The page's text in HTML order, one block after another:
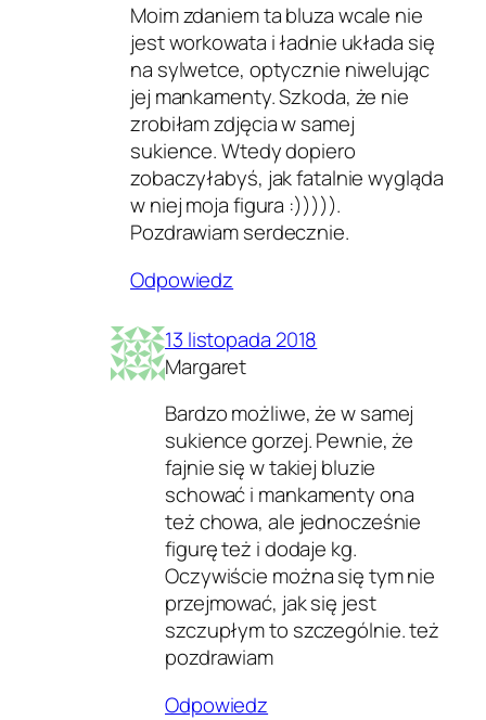
Moim zdaniem ta bluza wcale nie
jest workowata i ładnie układa się
na sylwetce, optycznie niwelując
jej mankamenty. Szkoda, że nie
zrobiłam zdjęcia w samej
sukience. Wtedy dopiero
zobaczyłabyś, jak fatalnie wygląda
w niej moja figura :))))).
Pozdrawiam serdecznie.
Odpowiedz
13 listopada 2018
Margaret
Bardzo możliwe, że w samej
sukience gorzej. Pewnie, że
fajnie się w takiej bluzie
schować i mankamenty ona
też chowa, ale jednocześnie
figurę też i dodaje kg.
Oczywiście można się tym nie
przejmować, jak się jest
szczupłym to szczególnie. też
pozdrawiam
Odpowiedz